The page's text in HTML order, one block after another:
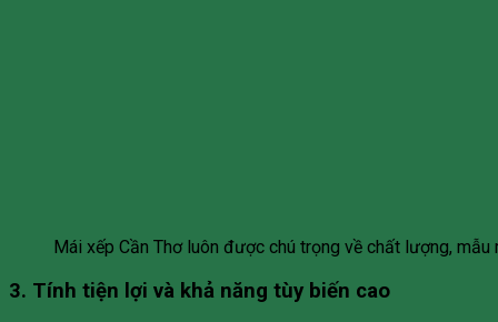
Mái xếp Cần Thơ luôn được chú trọng về chất lượng, mẫu
3. Tính tiện lợi và khả năng tùy biến cao